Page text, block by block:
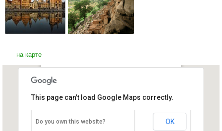
на карте
Мали, Нионо
This page can't load Google Maps correctly.
Do you own this website? OK